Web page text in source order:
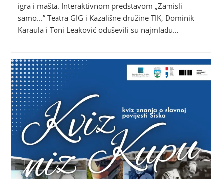
igra i mašta. Interaktivnom predstavom „Zamisli
samo...” Teatra GIG i Kazališne družine TIK, Dominik
Karaula i Toni Leaković oduševili su najmlađu…